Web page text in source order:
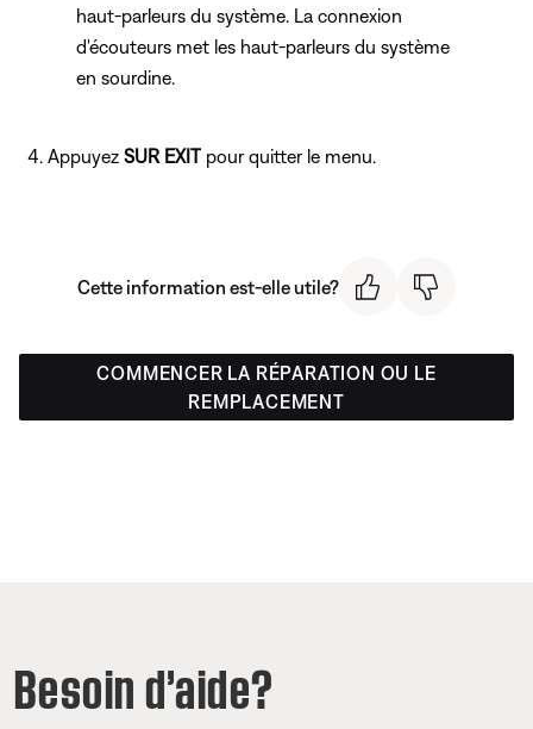
haut-parleurs du système. La connexion
d'écouteurs met les haut-parleurs du système
en sourdine.
Appuyez SUR EXIT pour quitter le menu.
Cette information est-elle utile?
COMMENCER LA RÉPARATION OU LE
REMPLACEMENT
Besoin d’aide?